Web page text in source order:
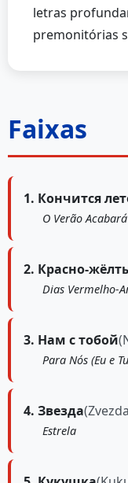
letras
premonitórias
Faixas
1. Кончится
O Verão Acabará
2. Красно-
Dias Vermelho-
3. Нам с тобой
Para Nós (Eu e
4. Звезда
Estrela